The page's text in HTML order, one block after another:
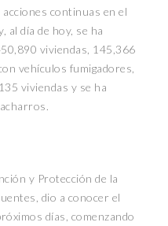
acciones continuas en el
al día de hoy, se ha
viviendas, 145,366
vehículos fumigadores,
viviendas y se ha
y Protección de la
dio a conocer el
días, comenzando